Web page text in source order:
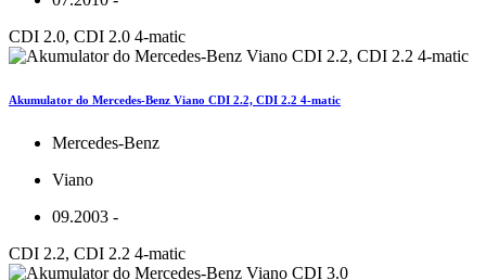
CDI 2.0, CDI 2.0 4-matic
Akumulator do Mercedes-Benz Viano CDI 2.2, CDI 2.2 4-matic
Mercedes-Benz
Viano
09.2003 -
CDI 2.2, CDI 2.2 4-matic